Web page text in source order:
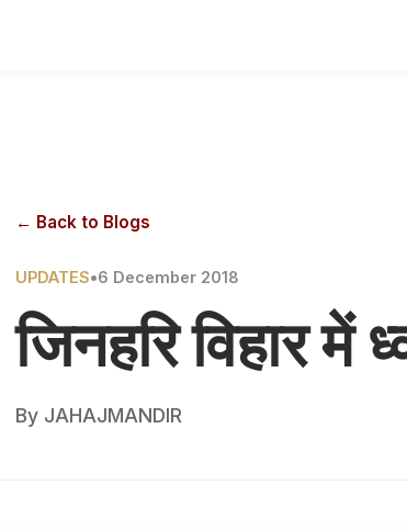
← Back to Blogs
UPDATES•6 December 2018
जिनहरि विहार में
By JAHAJMANDIR